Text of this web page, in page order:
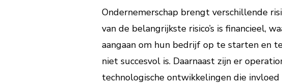
Ondernemerschap brengt verschillende
van de belangrijkste risico’s is financieel,
aangaan om hun bedrijf op te starten en
niet succesvol is. Daarnaast zijn er
technologische ontwikkelingen die